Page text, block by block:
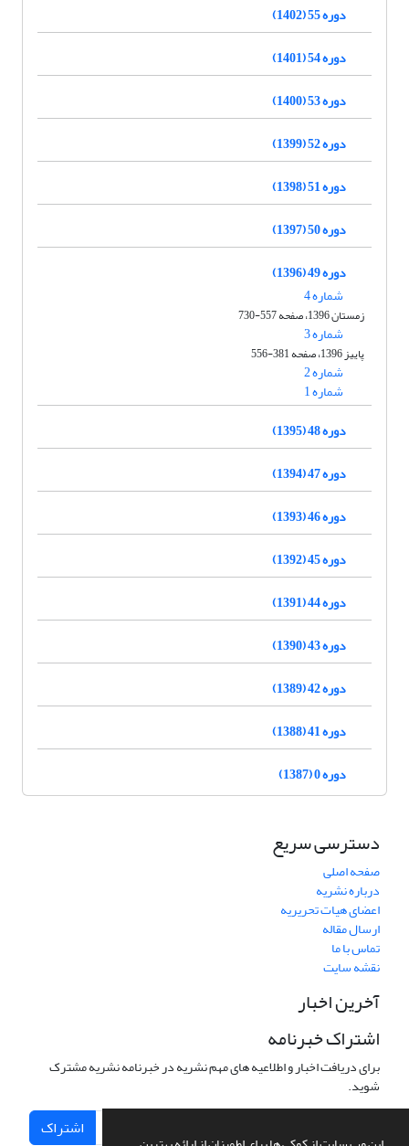
دوره 55 (1402)
دوره 54 (1401)
دوره 53 (1400)
دوره 52 (1399)
دوره 51 (1398)
دوره 50 (1397)
دوره 49 (1396)
شماره 4
زمستان 1396، صفحه 557-730
شماره 3
پاییز 1396، صفحه 381-556
شماره 2
شماره 1
دوره 48 (1395)
دوره 47 (1394)
دوره 46 (1393)
دوره 45 (1392)
دوره 44 (1391)
دوره 43 (1390)
دوره 42 (1389)
دوره 41 (1388)
دوره 0 (1387)
دسترسی سریع
صفحه اصلی
درباره نشریه
اعضای هیات تحریریه
ارسال مقاله
تماس با ما
نقشه سایت
آخرین اخبار
اشتراک خبرنامه
برای دریافت اخبار و اطلاعیه های مهم نشریه در خبرنامه نشریه مشترک
شوید.
اشتراک